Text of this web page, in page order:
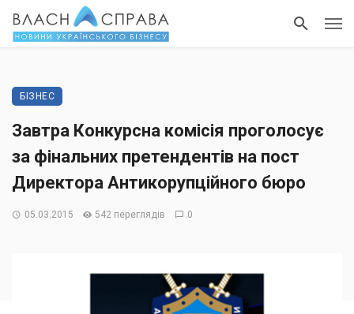
БІЗНЕС
Завтра Конкурсна комісія проголосує
за фінальних претендентів на пост
Директора Антикорупційного бюро
05.03.2015 542 переглядів 0